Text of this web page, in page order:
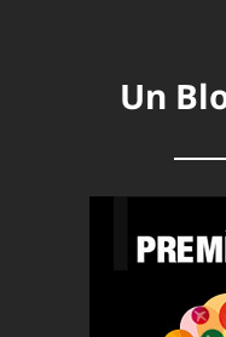
Un